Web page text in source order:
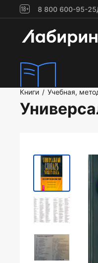
8 800 600-95-25
Книги / Учебная,